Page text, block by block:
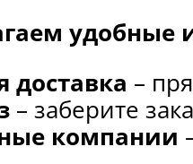
удобные
доставка –
– заберите
компании